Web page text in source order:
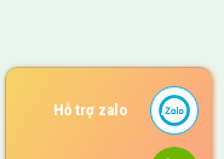
Hỗ trợ zalo